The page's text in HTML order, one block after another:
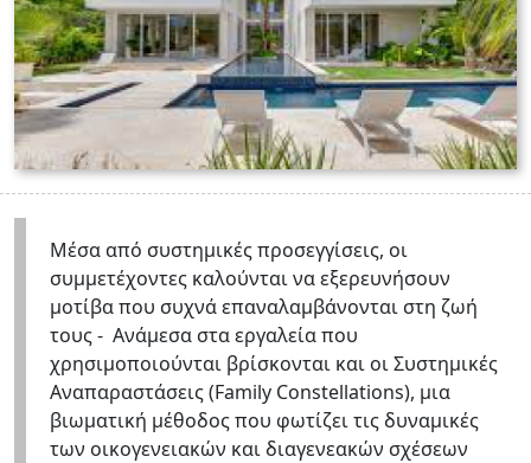
Μέσα από συστημικές προσεγγίσεις, οι
συμμετέχοντες καλούνται να εξερευνήσουν
μοτίβα που συχνά επαναλαμβάνονται στη ζωή
τους - Ανάμεσα στα εργαλεία που
χρησιμοποιούνται βρίσκονται και οι Συστημικές
Αναπαραστάσεις (Family Constellations), μια
βιωματική μέθοδος που φωτίζει τις δυναμικές
των οικογενειακών και διαγενεακών σχέσεων